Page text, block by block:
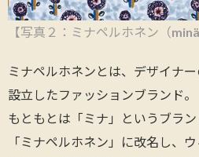
【写真２：ミナペルホネン（
ミナペルホネンとは、デザイナ
設立したファッションブランド。
もともとは「ミナ」というブラ
「ミナペルホネン」に改名し、